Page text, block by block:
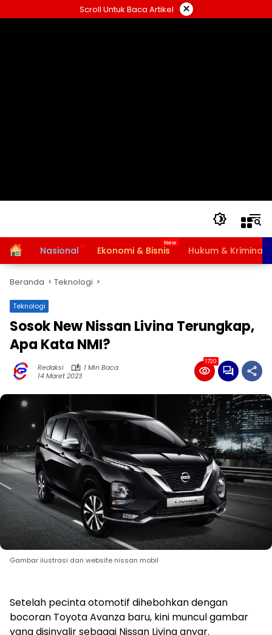
ke
Scroll Untuk Baca Artikel ×
HomeNasional Ekonomi & Bisnis Hukum & Kriminal
Beranda Teknologi
Teknologi
Sosok New Nissan Livina Terungkap,
Apa Kata NMI?
Redaksi
1 Min Baca
14 Maret 2023
1720
Gambar ilustrasi dari website nissan mobil
Setelah pecinta otomotif dihebohkan dengan
bocoran Toyota Avanza baru, kini muncul gambar
yang disinyalir sebagai Nissan Livina anyar.